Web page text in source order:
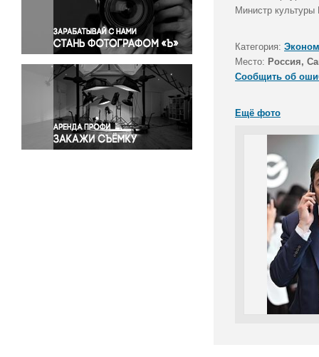
Правосудие
Происшествия и конфликты
Религия
Светская жизнь
Спорт
Экология
Экономика и бизнес
Министр
Категория:
Место: Россия,
Сообщить об
Ещё фото